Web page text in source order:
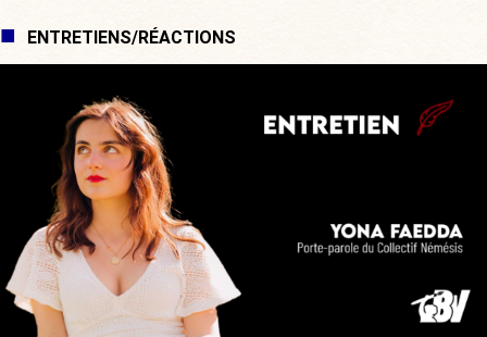
ENTRETIENS/RÉACTIONS